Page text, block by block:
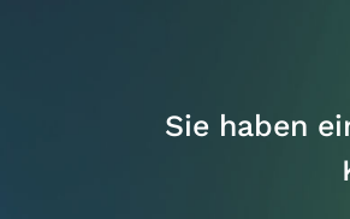
Sie haben